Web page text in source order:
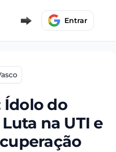
Entrar
Ídolo do
na UTI e